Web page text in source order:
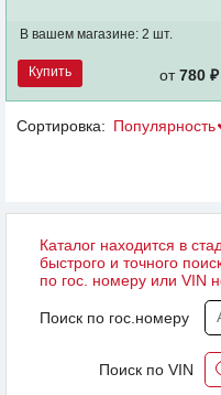
В вашем магазине: 2 шт.
Купить от780 ₽
Сортировка: Популярность
Каталог находится в
быстрого и точного
по гос. номеру или VIN
Поиск по гос.номеру
Поиск по VIN